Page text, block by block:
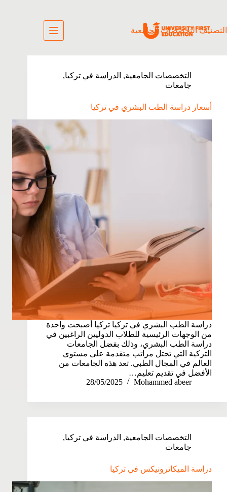
التصنيفالتخصصات الجامعية
التخصصات الجامعية, الدراسة في تركيا,
جامعات
أسعار دراسة الطب البشري في تركيا
دراسة الطب البشري في تركيا تركيا أصبحت واحدة
من الوجهات الرئيسية للطلاب الدوليين الراغبين في
دراسة الطب البشري، وذلك بفضل الجامعات
التركية التي تحتل مراتب متقدمة على مستوى
العالم في المجال الطبي. تعد هذه الجامعات من
الأفضل في تقديم تعليم…
Mohammed abeer
28/05/2025
التخصصات الجامعية, الدراسة في تركيا,
جامعات
دراسة الميكاترونيكس في تركيا